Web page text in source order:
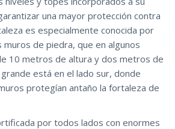
una mayor protección contra
es especialmente conocida por
de piedra, que en algunos
10 metros de altura y dos metros de
está en el lado sur, donde
protegían antaño la fortaleza de
por todos lados con enormes